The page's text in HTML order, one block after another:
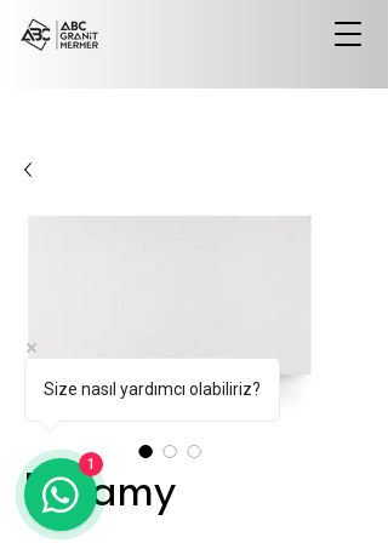
Dreamy
Size nasıl yardımcı olabiliriz?
1